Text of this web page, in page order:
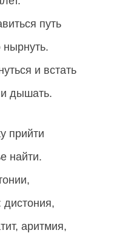
путь
и встать
и дышать.
прийти
найти.
дистония,
аритмия,